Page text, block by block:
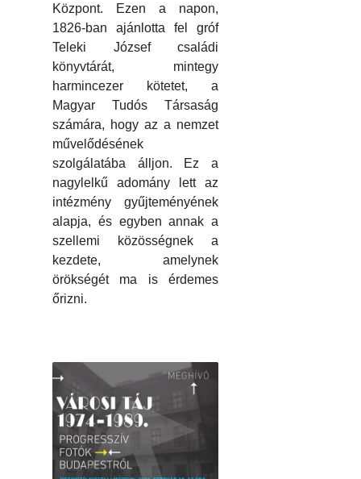
Központ. Ezen a napon,
1826-ban ajánlotta fel gróf
Teleki József családi
könyvtárát, mintegy
harmincezer kötetet, a
Magyar Tudós Társaság
számára, hogy az a nemzet
művelődésének
szolgálatába álljon. Ez a
nagylelkű adomány lett az
intézmény gyűjteményének
alapja, és egyben annak a
szellemi közösségnek a
kezdete, amelynek
örökségét ma is érdemes
őrizni.